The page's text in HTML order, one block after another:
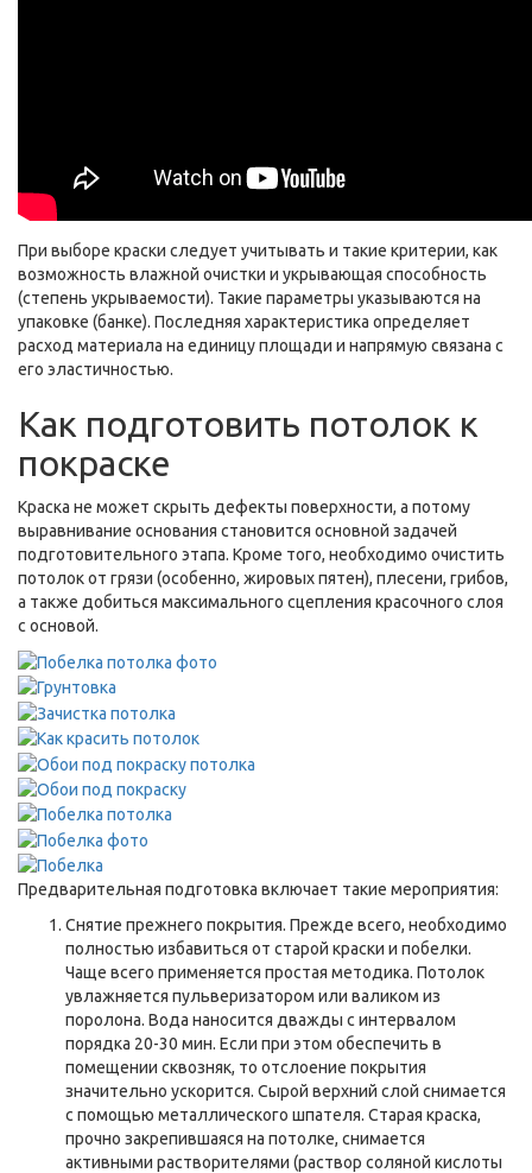
При выборе краски следует учитывать и такие критерии, как
возможность влажной очистки и укрывающая способность
(степень укрываемости). Такие параметры указываются на
упаковке (банке). Последняя характеристика определяет
расход материала на единицу площади и напрямую связана с
его эластичностью.
Как подготовить потолок к
покраске
Краска не может скрыть дефекты поверхности, а потому
выравнивание основания становится основной задачей
подготовительного этапа. Кроме того, необходимо очистить
потолок от грязи (особенно, жировых пятен), плесени, грибов,
а также добиться максимального сцепления красочного слоя
с основой.
Предварительная подготовка включает такие мероприятия:
Снятие прежнего покрытия. Прежде всего, необходимо
полностью избавиться от старой краски и побелки.
Чаще всего применяется простая методика. Потолок
увлажняется пульверизатором или валиком из
поролона. Вода наносится дважды с интервалом
порядка 20-30 мин. Если при этом обеспечить в
помещении сквозняк, то отслоение покрытия
значительно ускорится. Сырой верхний слой снимается
с помощью металлического шпателя. Старая краска,
прочно закрепившаяся на потолке, снимается
активными растворителями (раствор соляной кислоты